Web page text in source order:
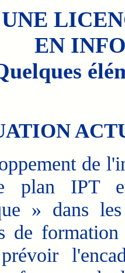
EN
de
plan IPT
» dans
de